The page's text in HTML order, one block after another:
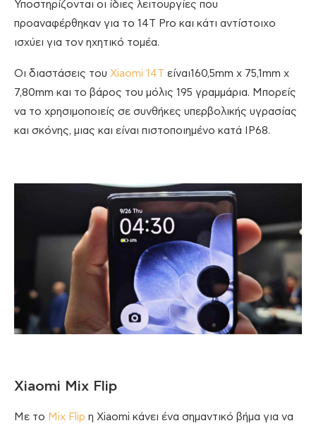
Υποστηρίζονται οι ίδιες λειτουργίες που
προαναφέρθηκαν για το 14Τ Pro και κάτι αντίστοιχο
ισχύει για τον ηχητικό τομέα.
Οι διαστάσεις του Xiaomi 14T
είναι160,5mm x 75,1mm x
7,80mm και το βάρος του μόλις 195 γραμμάρια. Μπορείς
να το χρησιμοποιείς σε συνθήκες υπερβολικής υγρασίας
και σκόνης, μιας και είναι πιστοποιημένο κατά IP68.
Xiaomi Mix Flip
Με το Mix Flip η Xiaomi κάνει ένα σημαντικό βήμα για να